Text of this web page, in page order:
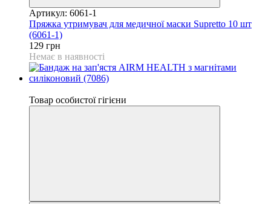
Артикул: 6061-1
Пряжка утримувач для медичної маски Supretto 10 шт
(6061-1)
129 грн
Немає в наявності
Товар особистої гігієни